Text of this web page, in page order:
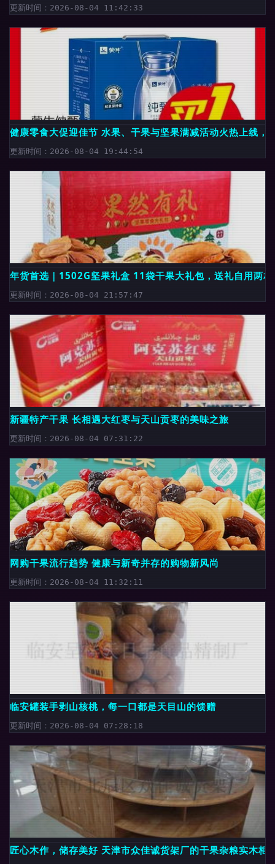
更新时间：2026-08-04 11:42:33
健康零食大促迎佳节 水果、干果与坚果满减活动火热上线，
更新时间：2026-08-04 19:44:54
年货首选｜1502G坚果礼盒 11袋干果大礼包，送礼自用两
更新时间：2026-08-04 21:57:47
新疆特产干果 长相遇大红枣与天山贡枣的美味之旅
更新时间：2026-08-04 07:31:22
网购干果流行趋势 健康与新奇并存的购物新风尚
更新时间：2026-08-04 11:32:11
临安罐装手剥山核桃，每一口都是天目山的馈赠
更新时间：2026-08-04 07:28:18
匠心木作，储存美好 天津市众佳诚货架厂的干果杂粮实木柜